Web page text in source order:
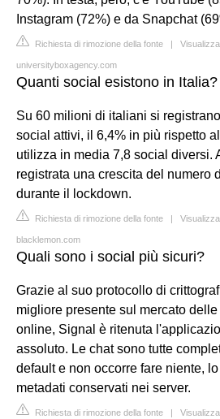
Instagram (72%) e da Snapchat
Richiesta di rimozione della fonte |
universityboxagency.com
Quanti social esistono in Italia?
Su 60 milioni di italiani si
social attivi, il 6,4% in più rispetto
utilizza in media 7,8 social diversi.
registrata una crescita del numero
durante il lockdown.
Richiesta di rimozione della fonte |
blacklemon.com
Quali sono i social più sicuri?
Grazie al suo protocollo di
migliore presente sul mercato
online, Signal è ritenuta
assoluto. Le chat sono tutte
default e non occorre fare niente,
metadati conservati nei server.
Richiesta di rimozione della fonte |